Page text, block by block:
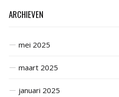
ARCHIEVEN
mei 2025
maart 2025
januari 2025